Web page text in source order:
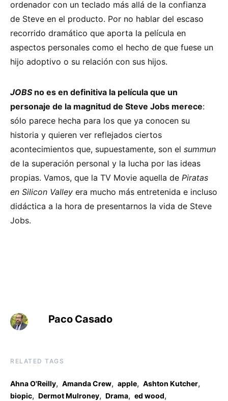
ordenador con un teclado más allá de la confianza
de Steve en el producto. Por no hablar del escaso
recorrido dramático que aporta la película en
aspectos personales como el hecho de que fuese un
hijo adoptivo o su relación con sus hijos.
JOBSno es en definitiva la película que un
personaje de la magnitud de Steve Jobs merece:
sólo parece hecha para los que ya conocen su
historia y quieren ver reflejados ciertos
acontecimientos que, supuestamente, son el summun
de la superación personal y la lucha por las ideas
propias. Vamos, que la TV Movie aquella de Piratas
en Silicon Valley era mucho más entretenida e incluso
didáctica a la hora de presentarnos la vida de Steve
Jobs.
Paco Casado
RELATED TAGS
Ahna O'Reilly, Amanda Crew, apple, Ashton Kutcher,
biopic, Dermot Mulroney, Drama, ed wood,